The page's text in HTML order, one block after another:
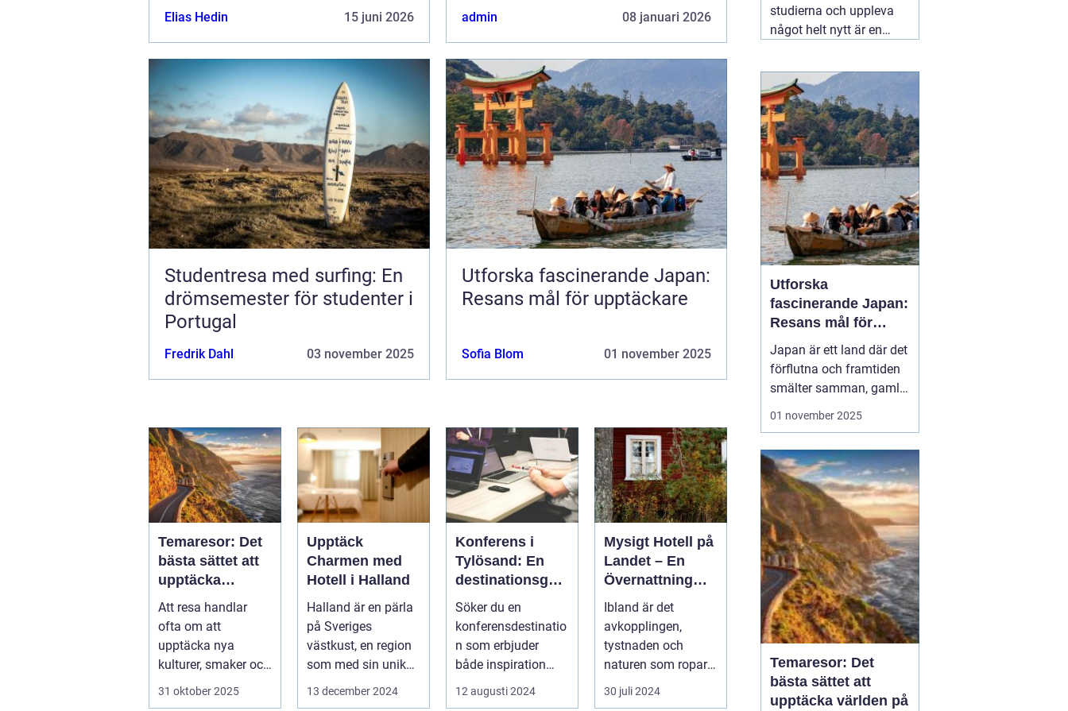
Elias Hedin 15 juni 2026 admin 08 januari 2026
Studentresa med surfing: En
drömsemester för studenter i
Portugal
Fredrik Dahl 03 november 2025
Utforska fascinerande Japan:
Resans mål för upptäckare
Sofia Blom 01 november 2025
Temaresor: Det
bästa sättet att
upptäcka
världen på
Att resa handlar
ofta om att
upptäcka nya
kulturer, smaker och
perspektiv. Men vad
31 oktober 2025
Upptäck
Charmen med
Hotell i Halland
Halland är en pärla
på Sveriges
västkust, en region
som med sin unika
kustlinje...
13 december 2024
Konferens i
Tylösand: En
destinationsgui
de
Söker du en
konferensdestinatio
n som erbjuder
både inspiration
och avkoppling?
Tylös...
12 augusti 2024
Mysigt Hotell på
Landet – En
Övernattning
Med Charm
Ibland är det
avkopplingen,
tystnaden och
naturen som ropar
efter oss, och svaret
är ofta ...
30 juli 2024
studierna och uppleva
något helt nytt är en
studenter. För den som
älskar havet och söker
spänning finns det få
äventyr som slår en03
november 2025
Utforska
fascinerande Japan:
Resans mål för
upptäckare
Japan är ett land där det
förflutna och framtiden
smälter samman, gamla
tempel existerar sida vid
lockas av den rika
kulturen, natursköna
landskap eller den unika
maten, erbjud...
01 november 2025
Temaresor: Det
bästa sättet att
upptäcka världen på